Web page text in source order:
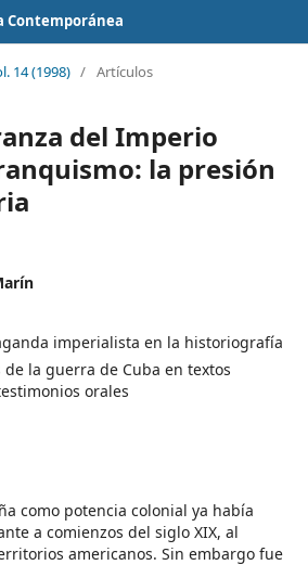
Contemporánea
14 (1998) / Artículos
del Imperio
la presión
imperialista en la historiografía
la guerra de Cuba en textos
orales
como potencia colonial ya había
a comienzos del siglo XIX, al
americanos. Sin embargo fue